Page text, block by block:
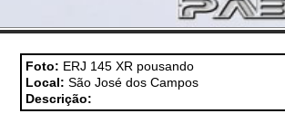
Foto: ERJ 145 XR pousando
Local: São José dos Campos
Descrição: